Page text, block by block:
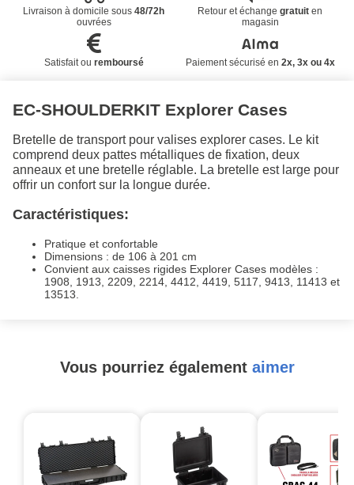
Livraison à domicile sous48/72h
ouvrées
Retour et échangegratuit en
magasin
Satisfait ou remboursé Paiement sécurisé en 2x, 3x ou 4x
EC-SHOULDERKIT Explorer Cases
Bretelle de transport pour valises explorer cases. Le kit
comprend deux pattes métalliques de fixation, deux
anneaux et une bretelle réglable. La bretelle est large pour
offrir un confort sur la longue durée.
Caractéristiques:
Pratique et confortable
Dimensions : de 106 à 201 cm
Convient aux caisses rigides Explorer Cases modèles :
1908, 1913, 2209, 2214, 4412, 4419, 5117, 9413, 11413 et
13513.
Vous pourriez également aimer